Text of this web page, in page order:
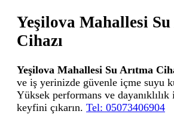
Yeşilova Mahallesi Su
Cihazı
Yeşilova Mahallesi Su Arıtma
ve iş yerinizde güvenle içme suyu
Yüksek performans ve dayanıklılık
keyfini çıkarın. Tel: 05073406904